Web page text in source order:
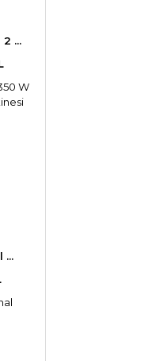
...
...